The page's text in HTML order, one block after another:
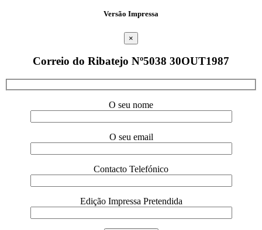
Versão Impressa
×
Correio do Ribatejo Nº5038 30OUT1987
O seu nome
O seu email
Contacto Telefónico
Edição Impressa Pretendida